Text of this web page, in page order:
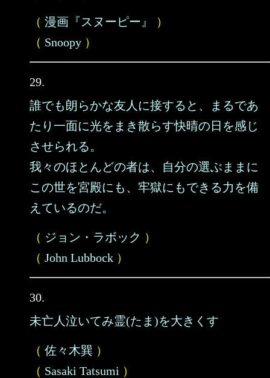
（ 漫画『スヌーピー』
）
（ Snoopy ）
29.
誰でも朗らかな友人に接すると、まるであ
たり一面に光をまき散らす快晴の日を感じ
させられる。
我々のほとんどの者は、自分の選ぶままに
この世を宮殿にも、牢獄にもできる力を備
えているのだ。
（ ジョン・ラボック ）
（ John Lubbock ）
30.
未亡人泣いてみ霊(たま)を大きくす
（ 佐々木巽 ）
（ Sasaki Tatsumi ）